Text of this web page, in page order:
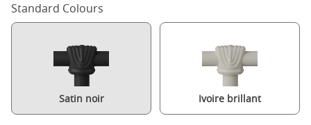
Standard Colours
Satin noir Ivoire brillant